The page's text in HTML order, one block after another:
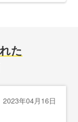
た
2023年04月16日